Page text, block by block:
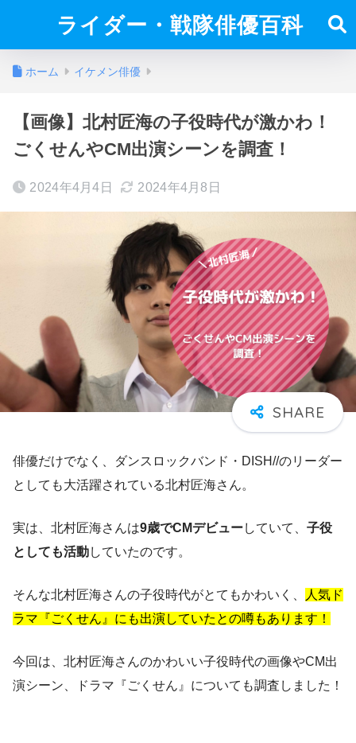
ライダー・戦隊俳優百科
ホーム イケメン俳優
【画像】北村匠海の子役時代が激かわ！
ごくせんやCM出演シーンを調査！
2024年4月4日 2024年4月8日
俳優だけでなく、ダンスロックバンド・DISH//のリーダー
としても大活躍されている北村匠海さん。
実は、北村匠海さんは9歳でCMデビューしていて、 子役
としても活動していたのです。
そんな北村匠海さんの子役時代がとてもかわいく、
人気ド
ラマ『ごくせん』にも出演していたとの噂もあります！
今回は、北村匠海さんのかわいい子役時代の画像やCM出
演シーン、ドラマ『ごくせん』についても調査しました！